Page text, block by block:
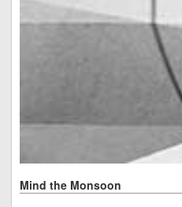
Mind the Monsoon